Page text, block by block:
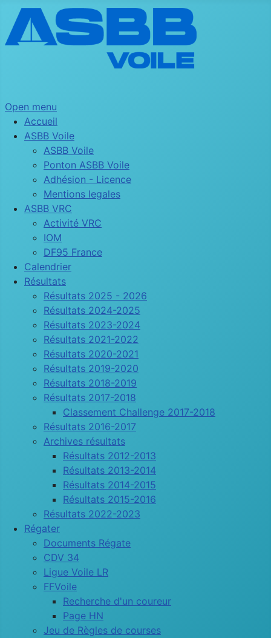
Open menu
Accueil
ASBB Voile
ASBB Voile
Ponton ASBB Voile
Adhésion - Licence
Mentions legales
ASBB VRC
Activité VRC
IOM
DF95 France
Calendrier
Résultats
Résultats 2025 - 2026
Résultats 2024-2025
Résultats 2023-2024
Résultats 2021-2022
Résultats 2020-2021
Résultats 2019-2020
Résultats 2018-2019
Résultats 2017-2018
Classement Challenge 2017-2018
Résultats 2016-2017
Archives résultats
Résultats 2012-2013
Résultats 2013-2014
Résultats 2014-2015
Résultats 2015-2016
Résultats 2022-2023
Régater
Documents Régate
CDV 34
Ligue Voile LR
FFVoile
Recherche d'un coureur
Page HN
Jeu de Règles de courses